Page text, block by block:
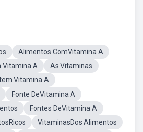
Alimentos ComVitamina A
Vitamina A
As Vitaminas
Vitamina A
Fonte DeVitamina A
Fontes DeVitamina A
VitaminasDos Alimentos